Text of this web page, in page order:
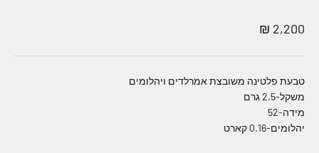
מחיר מבצע
2,200 ₪
טבעת פלטינה משובצת אמרלדים ויהלומים
משקל-2.5 גרם
מידה-52
יהלומים-0.16 קארט